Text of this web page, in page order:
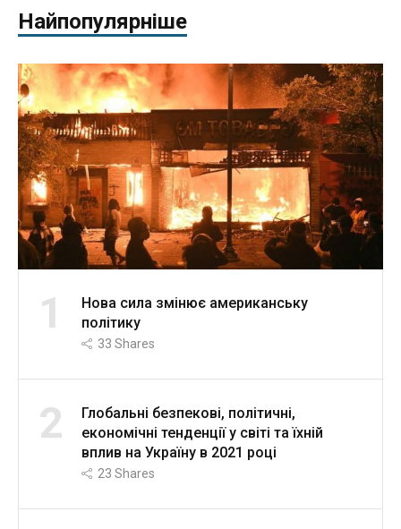
Найпопулярніше
1
Нова сила змінює американську
політику
33 Shares
2
Глобальні безпекові, політичні,
економічні тенденції у світі та їхній
вплив на Україну в 2021 році
23 Shares